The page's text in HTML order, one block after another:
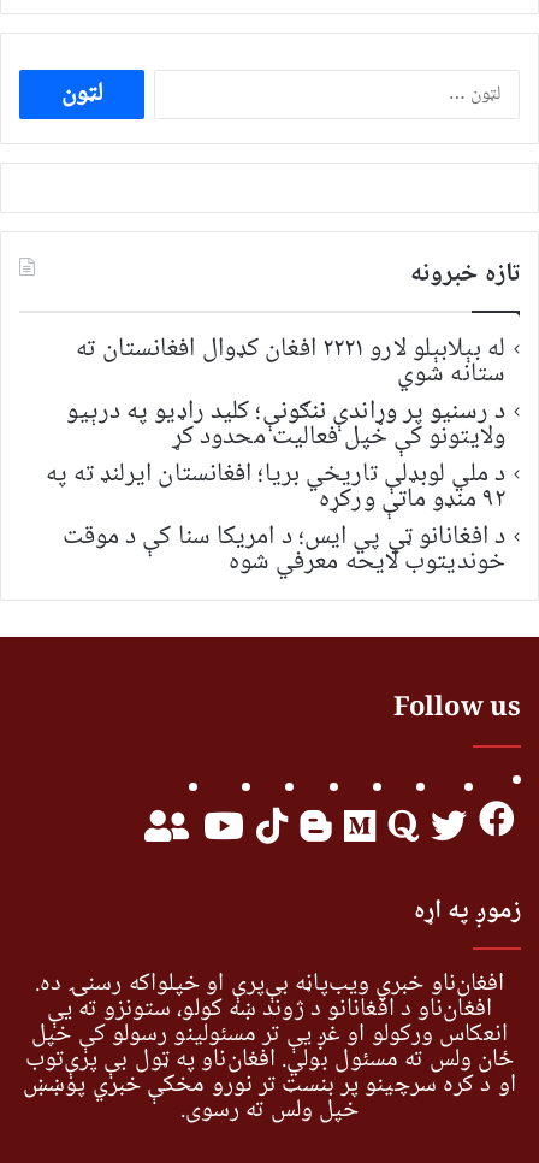
ددی
لپاره
لټون:
تازه خبرونه
له بېلابېلو لارو ۲۲۲۱ افغان کډوال افغانستان ته
ستانه شوي
د رسنیو پر وړاندې ننګونې؛ کلید راډیو په درېیو
ولایتونو کې خپل فعالیت محدود کړ
د ملي لوبډلې تاریخي بریا؛ افغانستان ایرلنډ ته په
۹۲ منډو ماتې ورکړه
د افغانانو ټي پي ایس؛ د امریکا سنا کې د موقت
خونديتوب لایحه معرفي شوه
Follow us
زموږ په اړه
افغان‌ناو خبري ویب‌پاڼه بې‌پرې او خپلواکه رسنۍ ده.
افغان‌ناو د افغانانو د ژوند ښه کولو، ستونزو ته یې
انعکاس ورکولو او غږ یې تر مسئولینو رسولو کې خپل
ځان ولس ته مسئول بولي. افغان‌ناو په ټول بې پرې‌توب
او د کره سرچینو پر بنسټ تر نورو مخکې خبري پوښښ
خپل ولس ته رسوي.